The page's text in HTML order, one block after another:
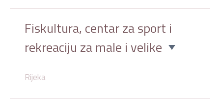
Fiskultura, centar za sport i
rekreaciju za male i velike
Rijeka